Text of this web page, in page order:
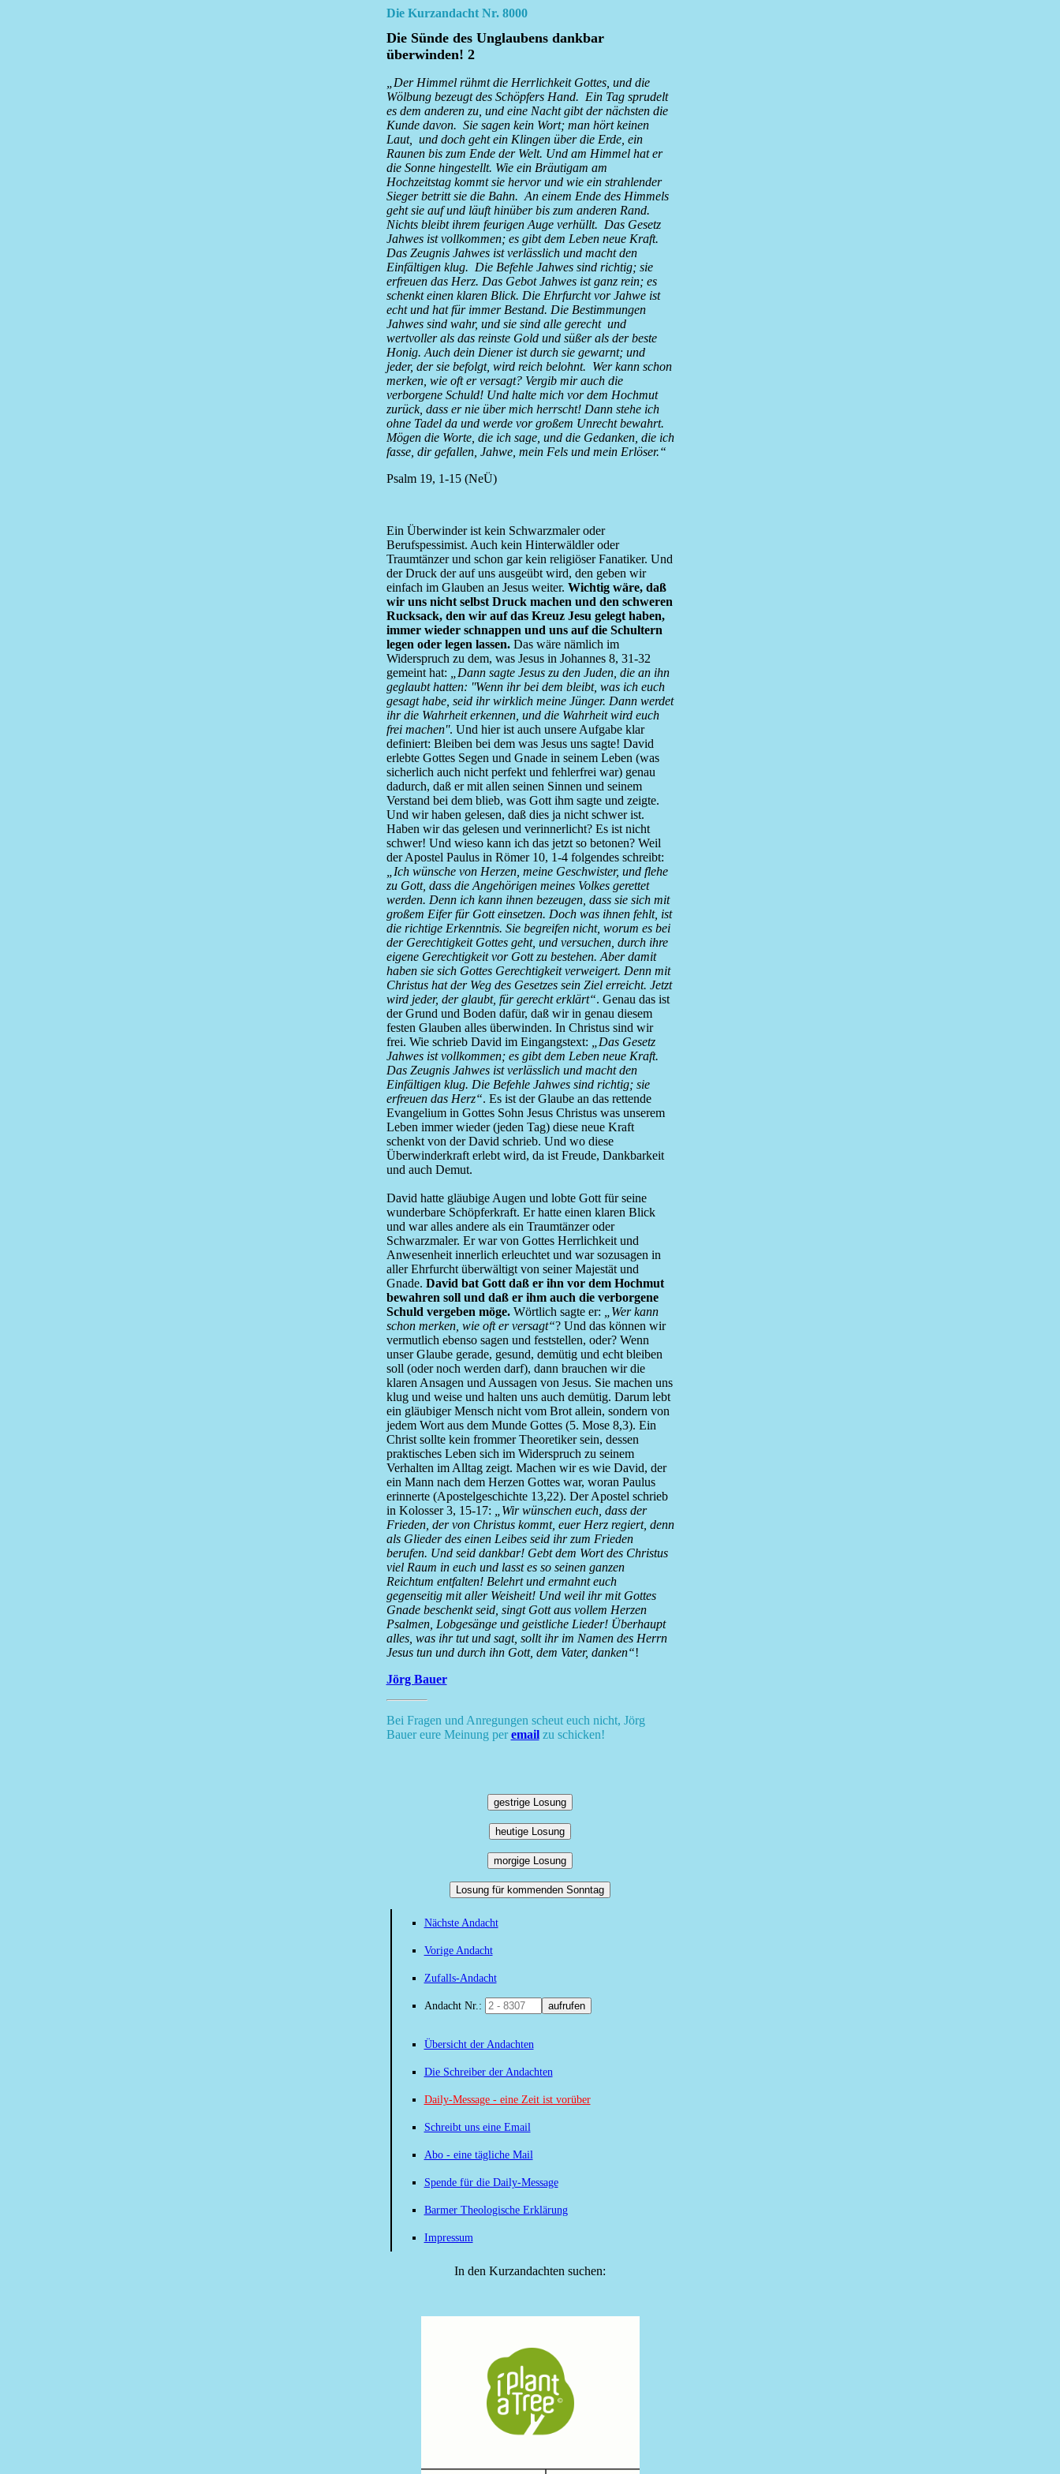
Die Kurzandacht Nr. 8000
Die Sünde des Unglaubens dankbar
überwinden! 2
„Der Himmel rühmt die Herrlichkeit Gottes, und die
Wölbung bezeugt des Schöpfers Hand. Ein Tag sprudelt
es dem anderen zu, und eine Nacht gibt der nächsten die
Kunde davon. Sie sagen kein Wort; man hört keinen
Laut, und doch geht ein Klingen über die Erde, ein
Raunen bis zum Ende der Welt. Und am Himmel hat er
die Sonne hingestellt. Wie ein Bräutigam am
Hochzeitstag kommt sie hervor und wie ein strahlender
Sieger betritt sie die Bahn. An einem Ende des Himmels
geht sie auf und läuft hinüber bis zum anderen Rand.
Nichts bleibt ihrem feurigen Auge verhüllt. Das Gesetz
Jahwes ist vollkommen; es gibt dem Leben neue Kraft.
Das Zeugnis Jahwes ist verlässlich und macht den
Einfältigen klug. Die Befehle Jahwes sind richtig; sie
erfreuen das Herz. Das Gebot Jahwes ist ganz rein; es
schenkt einen klaren Blick. Die Ehrfurcht vor Jahwe ist
echt und hat für immer Bestand. Die Bestimmungen
Jahwes sind wahr, und sie sind alle gerecht und
wertvoller als das reinste Gold und süßer als der beste
Honig. Auch dein Diener ist durch sie gewarnt; und
jeder, der sie befolgt, wird reich belohnt. Wer kann schon
merken, wie oft er versagt? Vergib mir auch die
verborgene Schuld! Und halte mich vor dem Hochmut
zurück, dass er nie über mich herrscht! Dann stehe ich
ohne Tadel da und werde vor großem Unrecht bewahrt.
Mögen die Worte, die ich sage, und die Gedanken, die ich
fasse, dir gefallen, Jahwe, mein Fels und mein Erlöser.“
Psalm 19, 1-15 (NeÜ)
Ein Überwinder ist kein Schwarzmaler oder
Berufspessimist. Auch kein Hinterwäldler oder
Traumtänzer und schon gar kein religiöser Fanatiker. Und
der Druck der auf uns ausgeübt wird, den geben wir
einfach im Glauben an Jesus weiter. Wichtig wäre, daß
wir uns nicht selbst Druck machen und den schweren
Rucksack, den wir auf das Kreuz Jesu gelegt haben,
immer wieder schnappen und uns auf die Schultern
legen oder legen lassen.Das wäre nämlich im
Widerspruch zu dem, was Jesus in Johannes 8, 31-32
gemeint hat:
„Dann sagte Jesus zu den Juden, die an ihn
geglaubt hatten: ''Wenn ihr bei dem bleibt, was ich euch
gesagt habe, seid ihr wirklich meine Jünger. Dann werdet
ihr die Wahrheit erkennen, und die Wahrheit wird euch
frei machen''. Und hier ist auch unsere Aufgabe klar
definiert: Bleiben bei dem was Jesus uns sagte! David
erlebte Gottes Segen und Gnade in seinem Leben (was
sicherlich auch nicht perfekt und fehlerfrei war) genau
dadurch, daß er mit allen seinen Sinnen und seinem
Verstand bei dem blieb, was Gott ihm sagte und zeigte.
Und wir haben gelesen, daß dies ja nicht schwer ist.
Haben wir das gelesen und verinnerlicht? Es ist nicht
schwer! Und wieso kann ich das jetzt so betonen? Weil
der Apostel Paulus in Römer 10, 1-4 folgendes schreibt:
„Ich wünsche von Herzen, meine Geschwister, und flehe
zu Gott, dass die Angehörigen meines Volkes gerettet
werden. Denn ich kann ihnen bezeugen, dass sie sich mit
großem Eifer für Gott einsetzen. Doch was ihnen fehlt, ist
die richtige Erkenntnis. Sie begreifen nicht, worum es bei
der Gerechtigkeit Gottes geht, und versuchen, durch ihre
eigene Gerechtigkeit vor Gott zu bestehen. Aber damit
haben sie sich Gottes Gerechtigkeit verweigert. Denn mit
Christus hat der Weg des Gesetzes sein Ziel erreicht. Jetzt
wird jeder, der glaubt, für gerecht erklärt“. Genau das ist
der Grund und Boden dafür, daß wir in genau diesem
festen Glauben alles überwinden. In Christus sind wir
frei. Wie schrieb David im Eingangstext:
„Das Gesetz
Jahwes ist vollkommen; es gibt dem Leben neue Kraft.
Das Zeugnis Jahwes ist verlässlich und macht den
Einfältigen klug. Die Befehle Jahwes sind richtig; sie
erfreuen das Herz“. Es ist der Glaube an das rettende
Evangelium in Gottes Sohn Jesus Christus was unserem
Leben immer wieder (jeden Tag) diese neue Kraft
schenkt von der David schrieb. Und wo diese
Überwinderkraft erlebt wird, da ist Freude, Dankbarkeit
und auch Demut.
David hatte gläubige Augen und lobte Gott für seine
wunderbare Schöpferkraft. Er hatte einen klaren Blick
und war alles andere als ein Traumtänzer oder
Schwarzmaler. Er war von Gottes Herrlichkeit und
Anwesenheit innerlich erleuchtet und war sozusagen in
aller Ehrfurcht überwältigt von seiner Majestät und
Gnade. David bat Gott daß er ihn vor dem Hochmut
bewahren soll und daß er ihm auch die verborgene
Schuld vergeben möge.Wörtlich sagte er:
„Wer kann
schon merken, wie oft er versagt“? Und das können wir
vermutlich ebenso sagen und feststellen, oder? Wenn
unser Glaube gerade, gesund, demütig und echt bleiben
soll (oder noch werden darf), dann brauchen wir die
klaren Ansagen und Aussagen von Jesus. Sie machen uns
klug und weise und halten uns auch demütig. Darum lebt
ein gläubiger Mensch nicht vom Brot allein, sondern von
jedem Wort aus dem Munde Gottes (5. Mose 8,3). Ein
Christ sollte kein frommer Theoretiker sein, dessen
praktisches Leben sich im Widerspruch zu seinem
Verhalten im Alltag zeigt. Machen wir es wie David, der
ein Mann nach dem Herzen Gottes war, woran Paulus
erinnerte (Apostelgeschichte 13,22). Der Apostel schrieb
in Kolosser 3, 15-17:
„Wir wünschen euch, dass der
Frieden, der von Christus kommt, euer Herz regiert, denn
als Glieder des einen Leibes seid ihr zum Frieden
berufen. Und seid dankbar! Gebt dem Wort des Christus
viel Raum in euch und lasst es so seinen ganzen
Reichtum entfalten! Belehrt und ermahnt euch
gegenseitig mit aller Weisheit! Und weil ihr mit Gottes
Gnade beschenkt seid, singt Gott aus vollem Herzen
Psalmen, Lobgesänge und geistliche Lieder! Überhaupt
alles, was ihr tut und sagt, sollt ihr im Namen des Herrn
Jesus tun und durch ihn Gott, dem Vater, danken“!
Jörg Bauer
Bei Fragen und Anregungen scheut euch nicht, Jörg
Bauer eure Meinung peremailzu schicken!
gestrige Losung
heutige Losung
morgige Losung
Losung für kommenden Sonntag
Nächste Andacht
Vorige Andacht
Zufalls-Andacht
Andacht Nr.: aufrufen
Übersicht der Andachten
Die Schreiber der Andachten
Daily-Message - eine Zeit ist vorüber
Schreibt uns eine Email
Abo - eine tägliche Mail
Spende für die Daily-Message
Barmer Theologische Erklärung
Impressum
In den Kurzandachten suchen: